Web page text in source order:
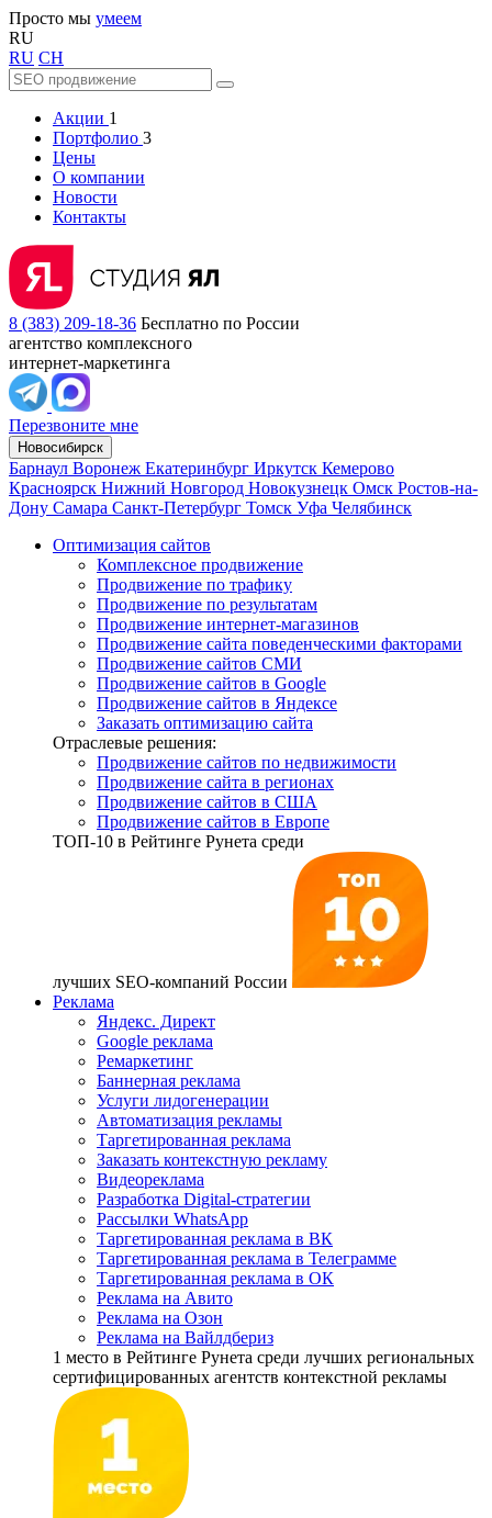
Просто мы умеем
RU
RU CH
Акции 1
Портфолио 3
Цены
О компании
Новости
Контакты
8 (383) 209-18-36 Бесплатно по России
агентство комплексного
интернет-маркетинга
Перезвоните мне
Новосибирск
Барнаул Воронеж Екатеринбург Иркутск Кемерово
Красноярск Нижний Новгород Новокузнецк Омск Ростов-на-
Дону Самара Санкт-Петербург Томск Уфа Челябинск
Оптимизация сайтов
Комплексное продвижение
Продвижение по трафику
Продвижение по результатам
Продвижение интернет-магазинов
Продвижение сайта поведенческими факторами
Продвижение сайтов СМИ
Продвижение сайтов в Google
Продвижение сайтов в Яндексе
Заказать оптимизацию сайта
Отраслевые решения:
Продвижение сайтов по недвижимости
Продвижение сайта в регионах
Продвижение сайтов в США
Продвижение сайтов в Европе
ТОП-10 в Рейтинге Рунета среди
лучших SEO-компаний России
Реклама
Яндекс. Директ
Google реклама
Ремаркетинг
Баннерная реклама
Услуги лидогенерации
Автоматизация рекламы
Таргетированная реклама
Заказать контекстную рекламу
Видеореклама
Разработка Digital-стратегии
Рассылки WhatsApp
Таргетированная реклама в ВК
Таргетированная реклама в Телеграмме
Таргетированная реклама в ОК
Реклама на Авито
Реклама на Озон
Реклама на Вайлдбериз
1 место в Рейтинге Рунета cреди лучших региональных
сертифицированных агентств контекстной рекламы